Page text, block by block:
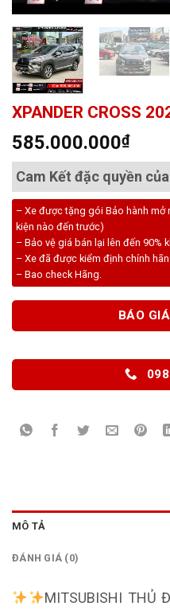
XPANDER CROSS
585.000.000₫
Cam Kết đặc quyền
– Xe được tặng gói Bảo hành mở
kiện nào đến trước)
– Bảo vệ giá bán lại lên đến 90%
– Xe đã được kiểm định chính
– Bao check Hãng.
BÁO
MÔ TẢ
ĐÁNH GIÁ (0)
MITSUBISHI THỦ